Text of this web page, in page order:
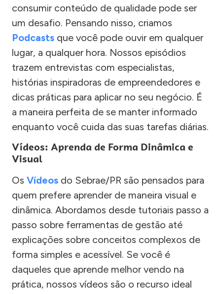
consumir conteúdo de qualidade pode ser
um desafio. Pensando nisso, criamos
Podcasts que você pode ouvir em qualquer
lugar, a qualquer hora. Nossos episódios
trazem entrevistas com especialistas,
histórias inspiradoras de empreendedores e
dicas práticas para aplicar no seu negócio. É
a maneira perfeita de se manter informado
enquanto você cuida das suas tarefas diárias.
Vídeos: Aprenda de Forma Dinâmica e
Visual
Os Vídeos do Sebrae/PR são pensados para
quem prefere aprender de maneira visual e
dinâmica. Abordamos desde tutoriais passo a
passo sobre ferramentas de gestão até
explicações sobre conceitos complexos de
forma simples e acessível. Se você é
daqueles que aprende melhor vendo na
prática, nossos vídeos são o recurso ideal